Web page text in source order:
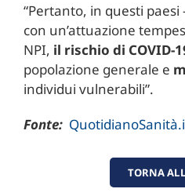
“Pertanto, in questi paesi
con un’attuazione
NPI, il rischio di COVID-
popolazione generale e
individui vulnerabili”.
Fonte:
TORNA